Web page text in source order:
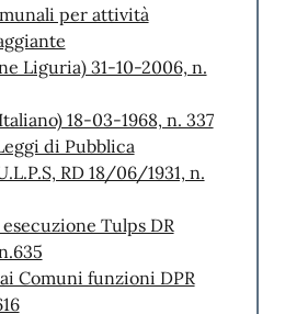
per attività
Liguria) 31-10-2006, n.
18-03-1968, n. 337
di Pubblica
RD 18/06/1931, n.
Tulps DR
Comuni funzioni DPR